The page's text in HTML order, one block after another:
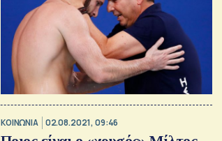
ΚΟΙΝΩΝΙΑ 02.08.2021, 09:46